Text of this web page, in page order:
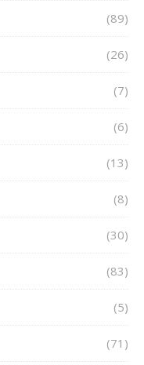
(89)
(26)
(7)
(6)
(13)
(8)
(30)
(83)
(5)
(71)